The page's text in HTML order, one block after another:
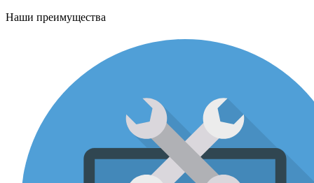
Наши преимущества